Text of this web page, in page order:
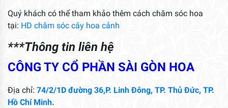
Quý khách có thể tham khảo thêm cách chăm sóc hoa
tại: HD chăm sóc cây hoa cảnh
***Thông tin liên hệ
CÔNG TY CỔ PHẦN SÀI GÒN HOA
Địa chỉ: 74/2/1D đường 36,P. Linh Đông, TP. Thủ Đức, TP.
Hồ Chí Minh.